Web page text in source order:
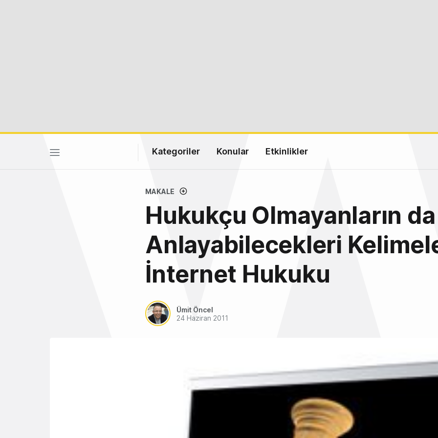
Kategoriler Konular Etkinlikler
MAKALE
Hukukçu Olmayanların da
Anlayabilecekleri
İnternet Hukuku
Ümit Öncel
24 Haziran 2011